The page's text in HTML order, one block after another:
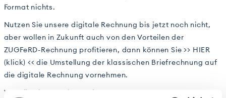
Format nichts.
Nutzen Sie unsere digitale Rechnung bis jetzt noch nicht,
aber wollen in Zukunft auch von den Vorteilen der
ZUGFeRD-Rechnung profitieren, dann können Sie >> HIER
(klick) << die Umstellung der klassischen Briefrechnung auf
die digitale Rechnung vornehmen.
Vorteile einer Rechnung im ZUGFeRD-Format: